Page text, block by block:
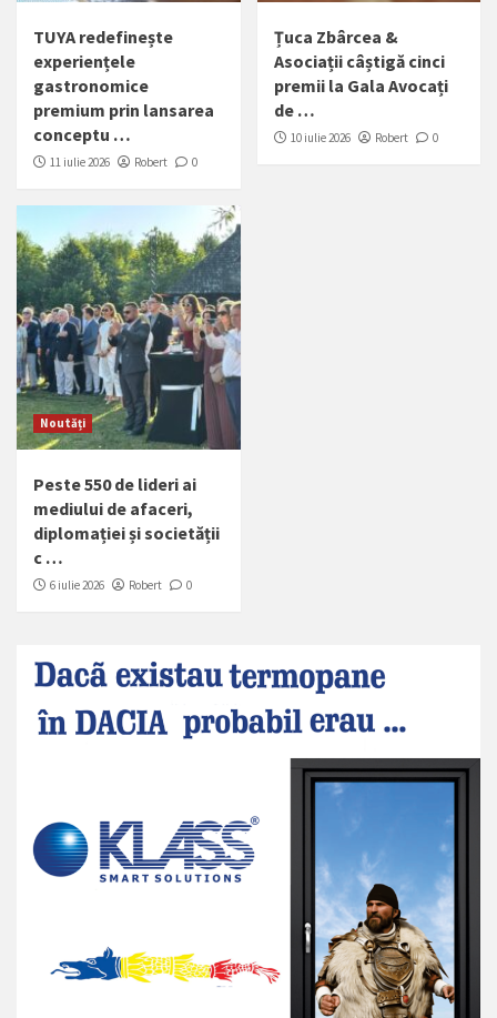
TUYA redefinește
experiențele
gastronomice
premium prin lansarea
conceptu …
11 iulie 2026 Robert 0
Țuca Zbârcea &
Asociații câștigă cinci
premii la Gala Avocați
de …
10 iulie 2026 Robert 0
Noutăți
Peste 550 de lideri ai
mediului de afaceri,
diplomației și societății
c …
6 iulie 2026 Robert 0